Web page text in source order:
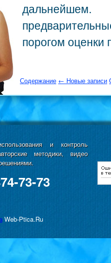
дальнейшем.
порогом оценки
Содержание ← Новые записи
и контроль
методики, видео
73-73
Web-Ptica.Ru